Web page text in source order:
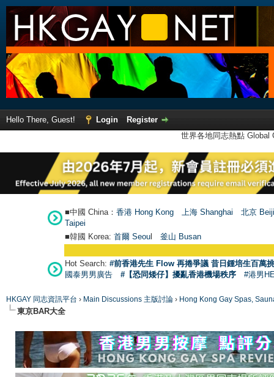
Hello There, Guest! Login
Register
世界各地同志熱點
■中國 China： 香港 Hong Kong 上海 Shanghai
北京
Taipei
■韓國 Korea: 首爾 Seoul 釜山 Busan
Hot Search: #前香港先生 Flow 再捲爭議 昔日鍾培生百萬
國泰男男廣告
#【恐同矮仔】擾亂香港機場秩序 #港男
HKGAY 同志資訊平台 › Main Discussions 主版討論 › Hong Kong Gay Spas,
東京BAR大全